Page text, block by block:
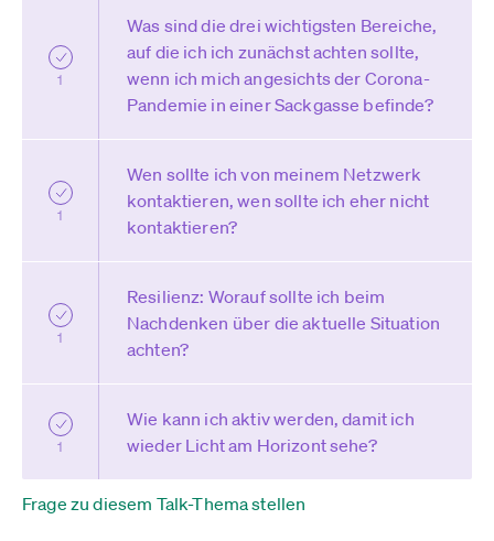
1
Was sind die drei wichtigsten Bereiche,
auf die ich ich zunächst achten sollte,
wenn ich mich angesichts der Corona-
Pandemie in einer Sackgasse befinde?
1
Wen sollte ich von meinem Netzwerk
kontaktieren, wen sollte ich eher nicht
kontaktieren?
1
Resilienz: Worauf sollte ich beim
Nachdenken über die aktuelle Situation
achten?
1
Wie kann ich aktiv werden, damit ich
wieder Licht am Horizont sehe?
Frage zu diesem Talk-Thema stellen